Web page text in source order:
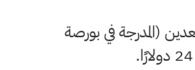
(المدرجة في بورصة